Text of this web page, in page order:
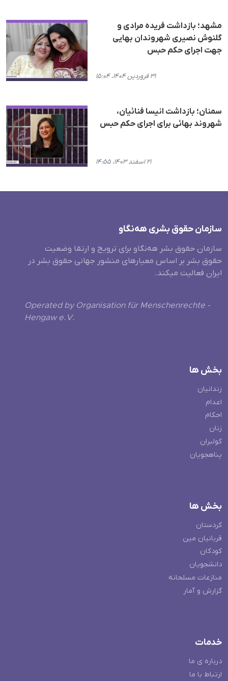
مشهد؛ بازداشت فریده مرادی و
گلنوش نصیری شهروندان بهایی
جهت اجرای حکم حبس
۳۱ فروردین ۱۴۰۴، ۱۵:۰۴
سمنان؛ بازداشت انیسا فنائیان،
شهروند بهائی برای اجرای حکم حبس
۲۱ اسفند ۱۴۰۳، ۱۴:۵۵
سازمان حقوق بشری هەنگاو
سازمان حقوق بشر هه‌نگاو برای ترویج و ارتقا وضعیت
حقوق بشر بر اساس معیارهای منشور جهانی حقوق بشر در
ایران فعالیت میکند.
Operated by Organisation für Menschenrechte -
Hengaw e.V.
بخش ها
زندانیان
اعدام
احکام
زنان
کولبران
پناهجویان
بخش ها
کردستان
قربانیان مین
کودکان
دانشجویان
منازعات مسلحانه
گزارش و آمار
خدمات
درباره ی ما
ارتباط با ما